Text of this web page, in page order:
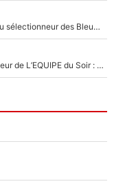
«Plus grand, je ferai chauffeur-livreur» : Nouveau sélectionneur des Bleus, Zinédine Zidane s’était imaginé un avenir très différent lorsqu'il était enfant
Johan Micoud en conflit avec un autre chroniqueur de L’EQUIPE du Soir : «Pendant un moment, je ne les ai pas remis ensemble dans l'émission»